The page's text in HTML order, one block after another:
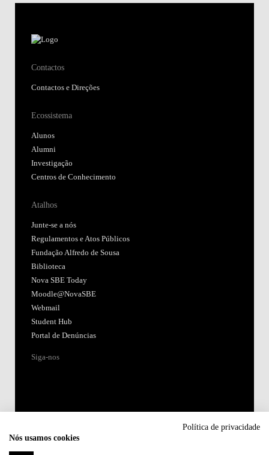
Contactos
Contactos e Direções
Ecossistema
Alunos
Alumni
Investigação
Centros de Conhecimento
Atalhos
Junte-se a nós
Regulamentos e Atos Públicos
Fundação Alfredo de Sousa
Biblioteca
Nova SBE Today
Moodle@NovaSBE
Webmail
Student Hub
Portal de Denúncias
Siga-nos
Política de privacidade
Nós usamos cookies